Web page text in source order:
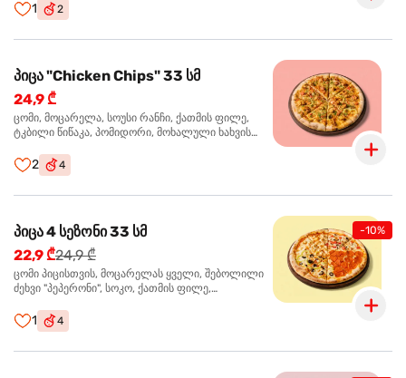
1 2
პიცა "Chicken Chips" 33 სმ
24,9 ₾
ცომი, მოცარელა, სოუსი რანჩი, ქათმის ფილე,
ტკბილი წიწაკა, პომიდორი, მოხალული ხახვის
2 4
-10%
პიცა 4 სეზონი 33 სმ
22,9 ₾24,9 ₾
ცომი პიცისთვის, მოცარელას ყველი, შებოლილი
ძეხვი "პეპერონი", სოკო, ქათმის ფილე,
1 4